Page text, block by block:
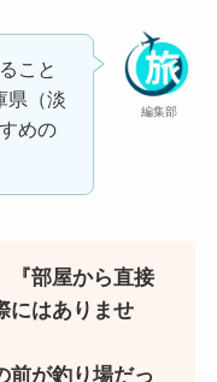
編集部
こと
県（淡
めの
『部屋から直接
にはありませ
前が釣り場だっ